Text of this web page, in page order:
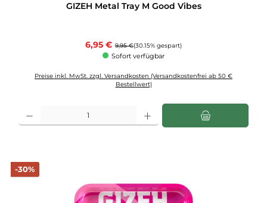
GIZEH Metal Tray M Good Vibes
Verkaufspreis:
6,95 € Regulärer Preis:
9,95 €(30.15% gespart)
Sofort verfügbar
Preise inkl. MwSt. zzgl. Versandkosten (Versandkostenfrei ab 50 €
Bestellwert)
Produkt Anzahl: Gib den gewünschten Wert ein oder benutze die Schaltflächen
-30%Rabatt